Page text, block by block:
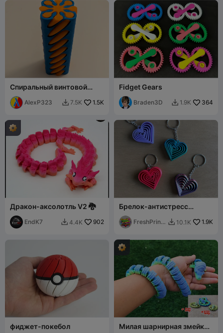
Спиральный винтовой
фиджет
AlexP323  7.5K 1.5K
Fidget Gears
Braden3D  1.9K 364
Дракон-аксолотль V2 🐉
EndK7  4.4K 902
Брелок-антистресс
"Сердце"
FreshPrints  10.1K 1.9K
фиджет-покебол
Милая шарнирная змейка